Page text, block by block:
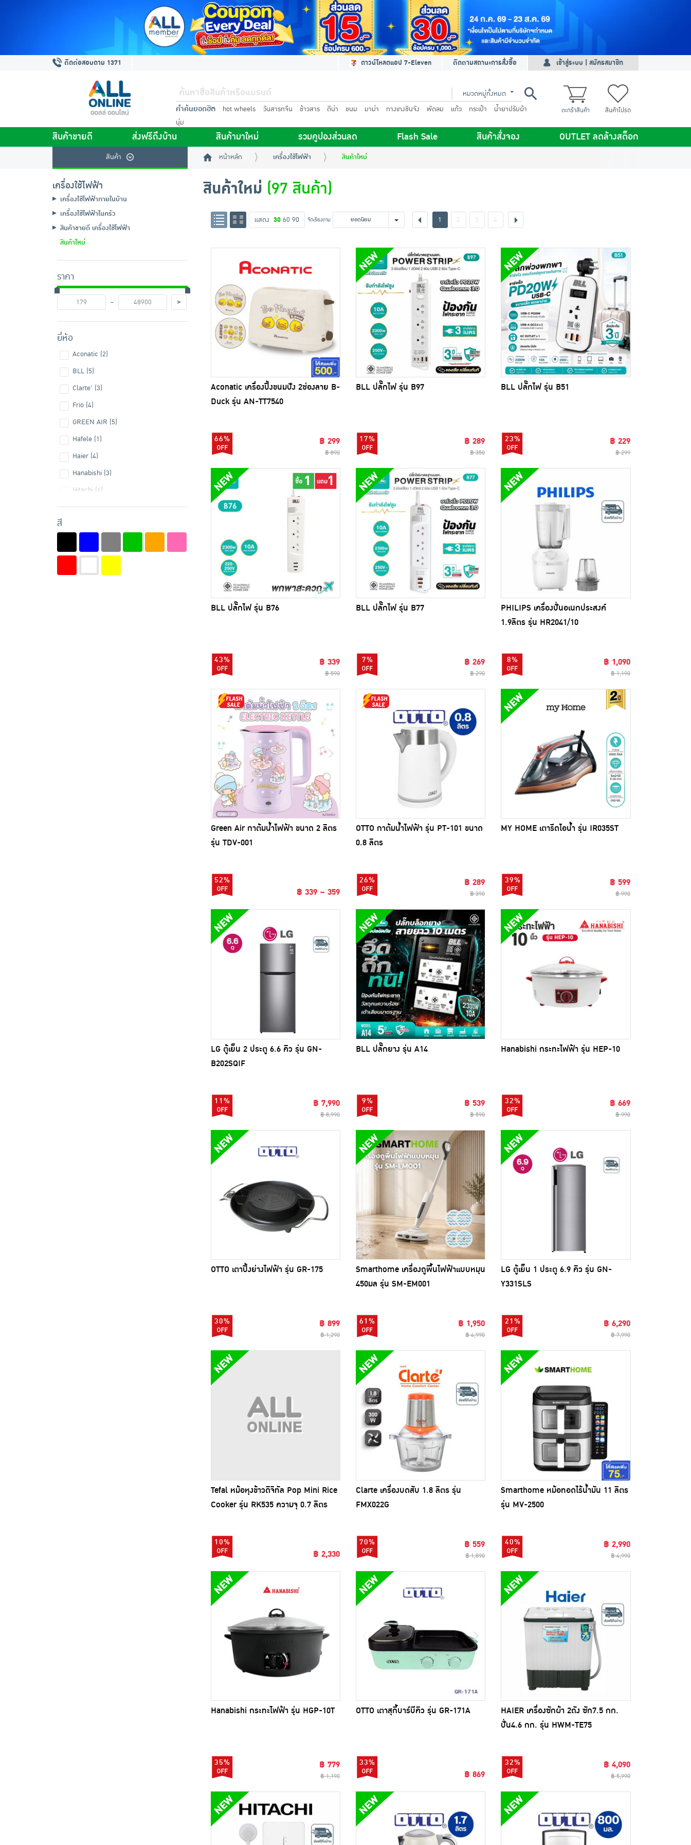
ติดต่อสอบถาม 1371 ดาวน์โหลดแอป 7-Eleven ติดตามสถานะการสั่งซื้อ เข้าสู่ระบบ | สมัครสมาชิก
หมวดหมู่ทั้งหมด
คำค้นยอดฮิต hot wheels วันสารทจีน ข้าวสาร ดีน่า ขนม มาม่า กางเกงชินจัง พัดลม แก้ว กระเป๋า
น้ำยาปรับผ้า
นุ่ม
ตะกร้าสินค้า สินค้าโปรด
สินค้าขายดี ส่งฟรีถึงบ้าน สินค้ามาใหม่ รวมคูปองส่วนลด Flash Sale สินค้าสั่งจอง OUTLET ลดล้างสต็อก
สินค้า หน้าหลัก เครื่องใช้ไฟฟ้า สินค้าใหม่
เครื่องใช้ไฟฟ้า
เครื่องใช้ไฟฟ้าภายในบ้าน
เครื่องใช้ไฟฟ้าในครัว
สินค้าขายดี เครื่องใช้ไฟฟ้า
สินค้าใหม่
ราคา
-
>
ยี่ห้อ
Aconatic (2)
BLL (5)
Clarte' (3)
Frio (4)
GREEN AIR (5)
Hafele (1)
Haier (4)
Hanabishi (3)
Hitachi (4)
LG (5)
OTTO (6)
Philips (1)
สี
สินค้าใหม่ (97 สินค้า)
แสดง 30 60 90 จัดเรียงตาม ยอดนิยม 1 2 3 4
Aconatic เครื่องปิ้งขนมปัง 2ช่องลาย B-
Duck รุ่น AN-TT7540
66% ฿ 299
฿ 890
BLL ปลั๊กไฟ รุ่น B97
17% ฿ 289
฿ 350
BLL ปลั๊กไฟ รุ่น B51
23% ฿ 229
฿ 299
BLL ปลั๊กไฟ รุ่น B76
43% ฿ 339
฿ 590
BLL ปลั๊กไฟ รุ่น B77
7% ฿ 269
฿ 290
PHILIPS เครื่องปั่นอเนกประสงค์
1.9ลิตร รุ่น HR2041/10
8% ฿ 1,090
฿ 1,190
Green Air กาต้มน้ำไฟฟ้า ขนาด 2 ลิตร
รุ่น TDV-001
52%
฿ 339 ~ 359
OTTO กาต้มน้ำไฟฟ้า รุ่น PT-101 ขนาด
0.8 ลิตร
26% ฿ 289
฿ 390
MY HOME เตารีดไอน้ำ รุ่น IR035ST
39% ฿ 599
฿ 990
LG ตู้เย็น 2 ประตู 6.6 คิว รุ่น GN-
B202SQIF
11% ฿ 7,990
฿ 8,990
BLL ปลั๊กยาง รุ่น A14
9% ฿ 539
฿ 590
Hanabishi กระทะไฟฟ้า รุ่น HEP-10
32% ฿ 669
฿ 990
OTTO เตาปิ้งย่างไฟฟ้า รุ่น GR-175
30% ฿ 899
฿ 1,290
Smarthome เครื่องถูพื้นไฟฟ้าแบบหมุน
450มล รุ่น SM-EM001
61% ฿ 1,950
฿ 4,990
LG ตู้เย็น 1 ประตู 6.9 คิว รุ่น GN-
Y331SLS
21% ฿ 6,290
฿ 7,990
Tefal หม้อหุงข้าวดิจิทัล Pop Mini Rice
Cooker รุ่น RK535 ความจุ 0.7 ลิตร
10%
฿ 2,330
Clarte เครื่องบดสับ 1.8 ลิตร รุ่น
FMX022G
70% ฿ 559
฿ 1,890
Smarthome หม้อทอดไร้น้ำมัน 11 ลิตร
รุ่น MV-2500
40% ฿ 2,990
฿ 4,990
Hanabishi กระทะไฟฟ้า รุ่น HGP-10T
35% ฿ 779
฿ 1,190
OTTO เตาสุกี้บาร์บีคิว รุ่น GR-171A
33%
฿ 869
HAIER เครื่องซักผ้า 2ถัง ซัก7.5 กก.
ปั่น4.6 กก. รุ่น HWM-TE75
32% ฿ 4,090
฿ 5,990